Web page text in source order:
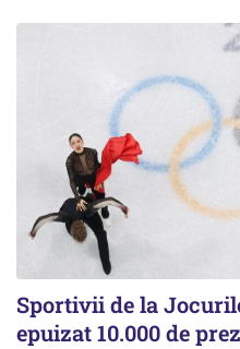
Sportivii de la
epuizat 10.000 de